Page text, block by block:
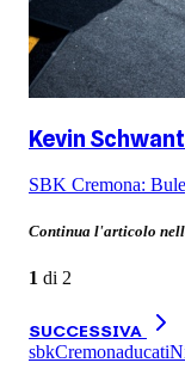
Kevin
SBK Cremona:
Continua l'articolo
1 di 2
SUCCESSIVA
sbkCremonaducati